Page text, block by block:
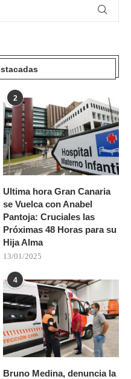
2
Ultima hora Gran Canaria
se Vuelca con Anabel
Pantoja: Cruciales las
Próximas 48 Horas para su
Hija Alma
13/01/2025
4
Bruno Medina, denuncia la